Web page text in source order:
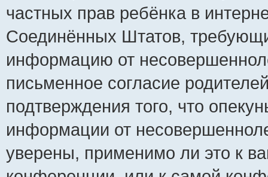
частных прав ребёнка в
Соединённых Штатов,
информацию от
письменное согласие
подтверждения того, что
информации от
уверены, применимо ли это к